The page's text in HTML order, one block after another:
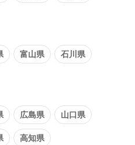
富山県 石川県
広島県 山口県
高知県